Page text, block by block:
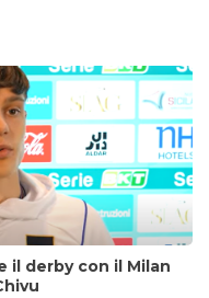
il derby con il Milan